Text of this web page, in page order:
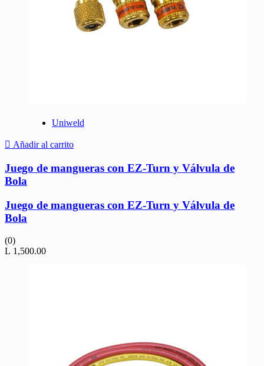
Uniweld
Añadir al carrito
Juego de mangueras con EZ-Turn y Válvula de
Bola
Juego de mangueras con EZ-Turn y Válvula de
Bola
(0)
L 1,500.00